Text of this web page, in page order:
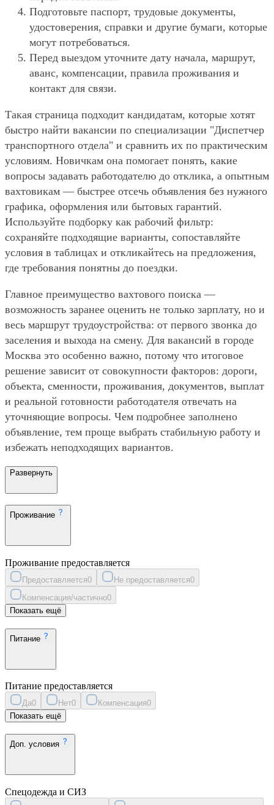
Подготовьте паспорт, трудовые документы,
удостоверения, справки и другие бумаги, которые
могут потребоваться.
Перед выездом уточните дату начала, маршрут,
аванс, компенсации, правила проживания и
контакт для связи.
Такая страница подходит кандидатам, которые хотят
быстро найти вакансии по специализации "Диспетчер
транспортного отдела" и сравнить их по практическим
условиям. Новичкам она помогает понять, какие
вопросы задавать работодателю до отклика, а опытным
вахтовикам — быстрее отсечь объявления без нужного
графика, оформления или бытовых гарантий.
Используйте подборку как рабочий фильтр:
сохраняйте подходящие варианты, сопоставляйте
условия в таблицах и откликайтесь на предложения,
где требования понятны до поездки.
Главное преимущество вахтового поиска —
возможность заранее оценить не только зарплату, но и
весь маршрут трудоустройства: от первого звонка до
заселения и выхода на смену. Для вакансий в городе
Москва это особенно важно, потому что итоговое
решение зависит от совокупности факторов: дороги,
объекта, сменности, проживания, документов, выплат
и реальной готовности работодателя отвечать на
уточняющие вопросы. Чем подробнее заполнено
объявление, тем проще выбрать стабильную работу и
избежать неподходящих вариантов.
Развернуть
Проживание
Проживание предоставляется
Предоставляется0 Не предоставляется0
Компенсация/частично0
Показать ещё
Питание
Питание предоставляется
Да0 Нет0 Компенсация0
Показать ещё
Доп. условия
Спецодежда и СИЗ